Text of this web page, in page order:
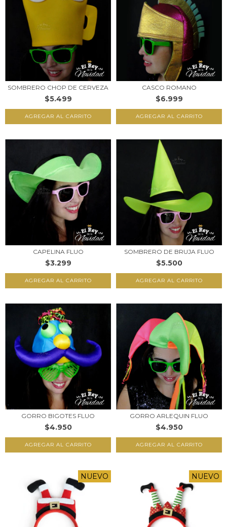
SOMBRERO CHOP DE CERVEZA
$5.499
CASCO ROMANO
$6.999
CAPELINA FLUO
$3.299
SOMBRERO DE BRUJA FLUO
$5.500
GORRO BIGOTES FLUO
$4.950
GORRO ARLEQUIN FLUO
$4.950
NUEVO NUEVO